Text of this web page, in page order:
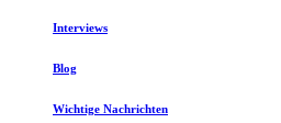
Interviews
Blog
Wichtige Nachrichten